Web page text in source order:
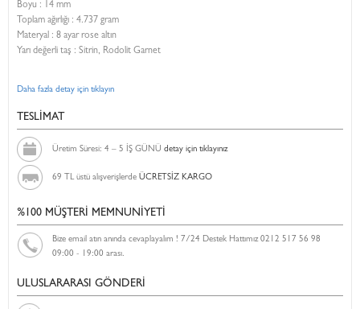
Boyu : 14 mm
Toplam ağırlığı : 4.737 gram
Materyal : 8 ayar rose altın
Yarı değerli taş : Sitrin, Rodolit Garnet
Daha fazla detay için tıklayın
TESLİMAT
Üretim Süresi: 4 – 5 İŞ GÜNÜ detay için tıklayınız
69 TL üstü alışverişlerde ÜCRETSİZ KARGO
%100 MÜŞTERİ MEMNUNİYETİ
Bize email atın anında cevaplayalım ! 7/24 Destek Hattımız 0212 517 56 98
09:00 - 19:00 arası.
ULUSLARARASI GÖNDERİ